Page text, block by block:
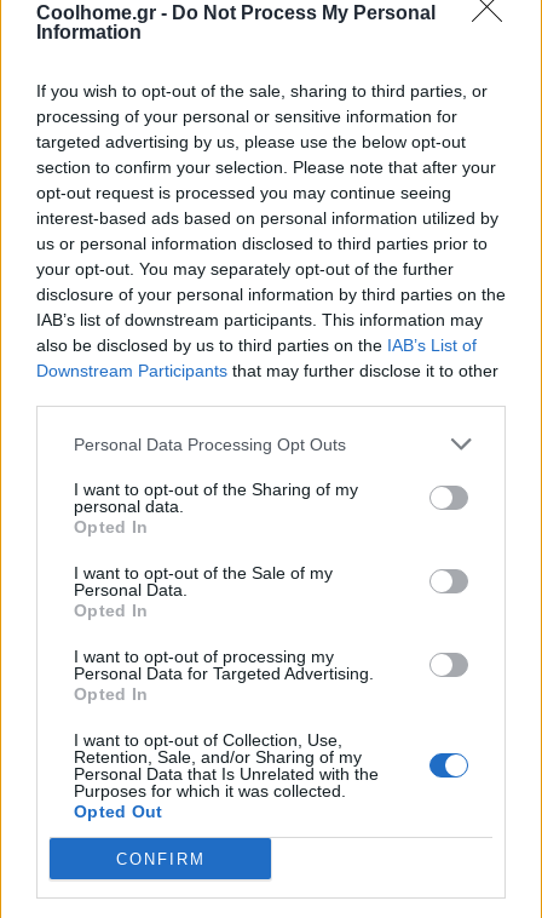
Coolhome.gr - Do Not Process My Personal
Information
If you wish to opt-out of the sale, sharing to third parties, or
processing of your personal or sensitive information for
targeted advertising by us, please use the below opt-out
section to confirm your selection. Please note that after your
opt-out request is processed you may continue seeing
interest-based ads based on personal information utilized by
us or personal information disclosed to third parties prior to
your opt-out. You may separately opt-out of the further
disclosure of your personal information by third parties on the
IAB’s list of downstream participants. This information may
also be disclosed by us to third parties on the IAB’s List of
Downstream Participants that may further disclose it to other
Personal Data Processing Opt Outs
I want to opt-out of the Sharing of my
personal data.
Opted In
I want to opt-out of the Sale of my
Personal Data.
Opted In
I want to opt-out of processing my
Personal Data for Targeted Advertising.
Opted In
I want to opt-out of Collection, Use,
Retention, Sale, and/or Sharing of my
Personal Data that Is Unrelated with the
Purposes for which it was collected.
Opted Out
CONFIRM
Latest posts
Το μυστικό για να μένει το μαρούλι φρέσκο για μέρες
Κολοκυθοκεφτέδες φούρνου με ντιπ γιαουρτιού
Κρύο γκασπάτσο ντομάτας με αγγούρι
Η τραπεζαρία δεν είναι μόνο ο χώρος για να απολαμβάνουμε το
φαγητό μας, αλλά μπορεί να γίνει και το απόλυτο σημείο
συνάντησης στο σπίτι. Για να δημιουργήσετε την τέλεια
ατμόσφαιρα, ο φωτισμός παίζει καταλυτικό ρόλο. Επιλέξτε ένα
εντυπωσιακό φωτιστικό πάνω από το τραπέζι, είτε σε μοντέρνο,